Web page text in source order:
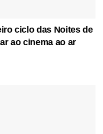
ciclo das Noites de
ao cinema ao ar